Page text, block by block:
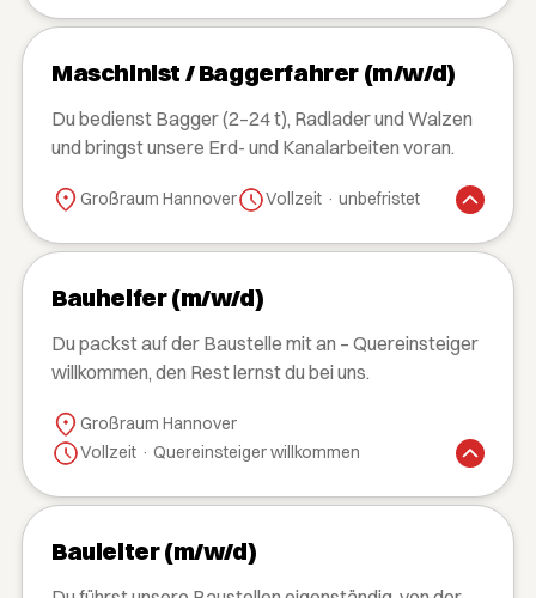
Maschinist / Baggerfahrer (m/w/d)
Du bedienst Bagger (2–24 t), Radlader und Walzen
und bringst unsere Erd- und Kanalarbeiten voran.
Großraum Hannover Vollzeit · unbefristet
Bauhelfer (m/w/d)
Du packst auf der Baustelle mit an – Quereinsteiger
willkommen, den Rest lernst du bei uns.
Großraum Hannover
Vollzeit · Quereinsteiger willkommen
Bauleiter (m/w/d)